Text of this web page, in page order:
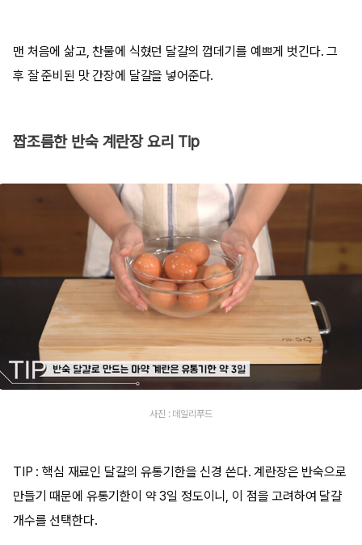
맨 처음에 삶고, 찬물에 식혔던 달걀의 껍데기를 예쁘게 벗긴다. 그
후 잘 준비된 맛 간장에 달걀을 넣어준다.
짭조름한 반숙 계란장 요리 Tip
사진 : 데일리푸드
TIP : 핵심 재료인 달걀의 유통기한을 신경 쓴다. 계란장은 반숙으로
만들기 때문에 유통기한이 약 3일 정도이니, 이 점을 고려하여 달걀
개수를 선택한다.